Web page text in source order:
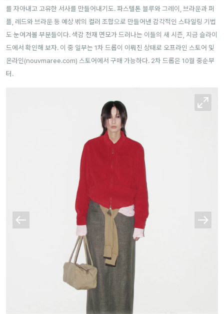
를 자아내고 고유한 서사를 만들어내기도. 파스텔톤 블루와 그레이, 브라운과 퍼
플, 레드와 브라운 등 예상 밖의 컬러 조합으로 만들어낸 감각적인 스타일링 기법
도 눈여겨볼 부분들이다. 색감 천재 면모가 드러나는 이들의 새 시즌, 지금 슬라이
드에서 확인해 보자. 이 중 일부는 1차 드롭이 이뤄진 상태로 오프라인 스토어 및
온라인(nouvmaree.com) 스토어에서 구매 가능하다. 2차 드롭은 10월 중순부
터.